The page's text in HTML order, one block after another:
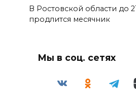
В Ростовской области до
продлится месячник
Мы в соц. сетях